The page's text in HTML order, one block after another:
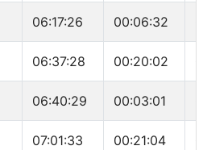
06:17:26 00:06:32
06:37:28 00:20:02
06:40:29 00:03:01
07:01:33 00:21:04